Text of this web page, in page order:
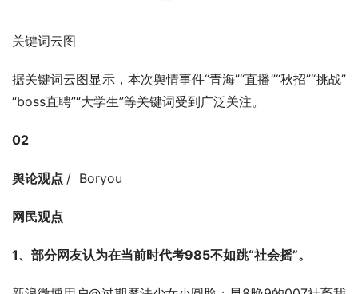
关键词云图
据关键词云图显示，本次舆情事件“青海”“直播”“秋招”“挑战”
“boss直聘”“大学生”等关键词受到广泛关注。
02
舆论观点 /  Boryou
网民观点
1、部分网友认为在当前时代考985不如跳“社会摇”。